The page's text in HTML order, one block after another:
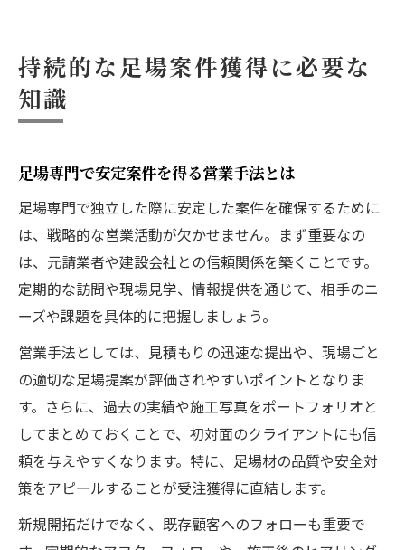
持続的な足場案件獲得に必要な
知識
足場専門で安定案件を得る営業手法とは
足場専門で独立した際に安定した案件を確保するために
は、戦略的な営業活動が欠かせません。まず重要なの
は、元請業者や建設会社との信頼関係を築くことです。
定期的な訪問や現場見学、情報提供を通じて、相手のニ
ーズや課題を具体的に把握しましょう。
営業手法としては、見積もりの迅速な提出や、現場ごと
の適切な足場提案が評価されやすいポイントとなりま
す。さらに、過去の実績や施工写真をポートフォリオと
してまとめておくことで、初対面のクライアントにも信
頼を与えやすくなります。特に、足場材の品質や安全対
策をアピールすることが受注獲得に直結します。
新規開拓だけでなく、既存顧客へのフォローも重要で